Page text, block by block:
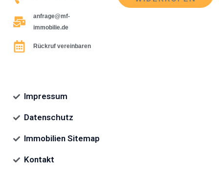
anfrage@mf-
immobilie.de
Rückruf vereinbaren
Impressum
Datenschutz
Immobilien Sitemap
Kontakt